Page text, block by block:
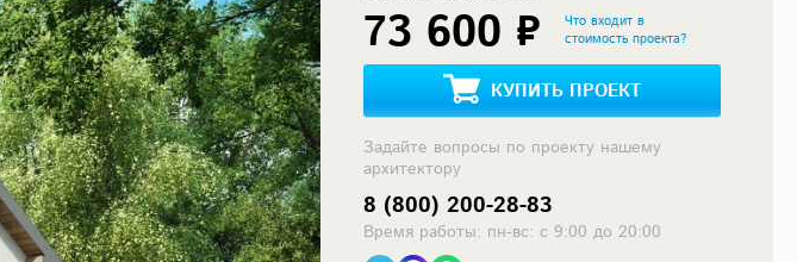
73 600 ₽
Что входит в
стоимость проекта?
КУПИТЬ ПРОЕКТ
Задайте вопросы по проекту нашему
архитектору
8 (800) 200-28-83
Время работы: пн-вс: с 9:00 до 20:00